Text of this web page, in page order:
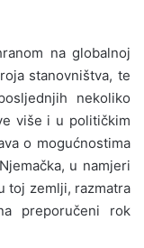
na globalnoj
stanovništva, te
nekoliko
više i u političkim
o mogućnostima
u namjeri
toj zemlji, razmatra
preporučeni rok